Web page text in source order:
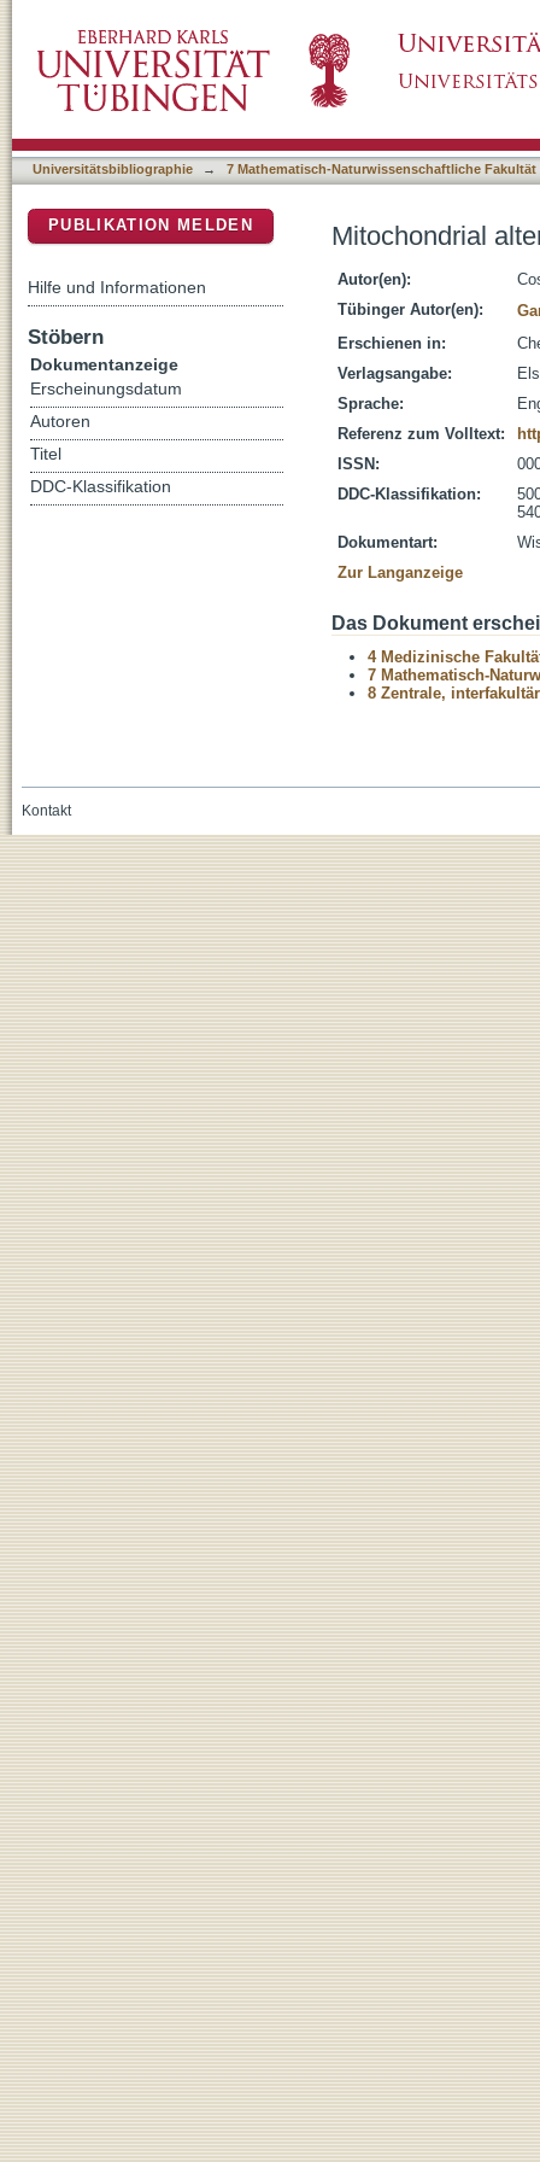
Universitätsbibliographie → 7 Mathematisch-Naturwissenschaftliche Fakultät
Mitochondrial
Autor(en):
Tübinger Autor(en):
Erschienen in:
Verlagsangabe:
Sprache:
Referenz zum Volltext:
ISSN:
DDC-Klassifikation:
Dokumentart:
Zur Langanzeige
Das Dokument
4 Medizinische
7 Mathematisch-
8 Zentrale,
PUBLIKATION MELDEN
Hilfe und Informationen
Stöbern
Dokumentanzeige
Erscheinungsdatum
Autoren
Titel
DDC-Klassifikation
Kontakt